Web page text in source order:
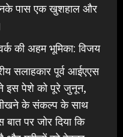
पास एक खुशहाल और
की अहम भूमिका: विजय
सलाहकार पूर्व आईएएस
इस पेशे को पूरे जुनून,
के संकल्प के साथ
पर जोर दिया कि